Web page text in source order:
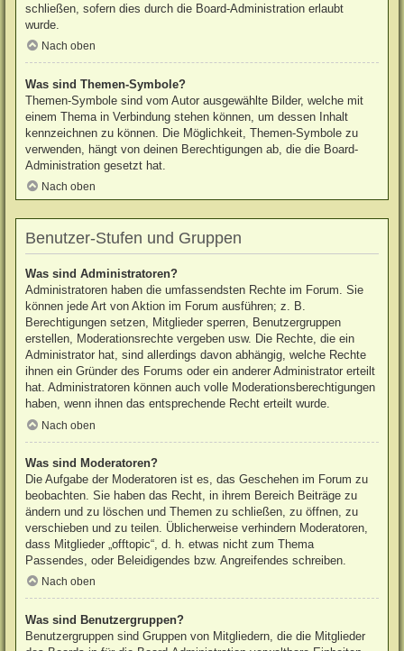
schließen, sofern dies durch die Board-Administration erlaubt
wurde.
Nach oben
Was sind Themen-Symbole?
Themen-Symbole sind vom Autor ausgewählte Bilder, welche mit
einem Thema in Verbindung stehen können, um dessen Inhalt
kennzeichnen zu können. Die Möglichkeit, Themen-Symbole zu
verwenden, hängt von deinen Berechtigungen ab, die die Board-
Administration gesetzt hat.
Nach oben
Benutzer-Stufen und Gruppen
Was sind Administratoren?
Administratoren haben die umfassendsten Rechte im Forum. Sie
können jede Art von Aktion im Forum ausführen; z. B.
Berechtigungen setzen, Mitglieder sperren, Benutzergruppen
erstellen, Moderationsrechte vergeben usw. Die Rechte, die ein
Administrator hat, sind allerdings davon abhängig, welche Rechte
ihnen ein Gründer des Forums oder ein anderer Administrator erteilt
hat. Administratoren können auch volle Moderationsberechtigungen
haben, wenn ihnen das entsprechende Recht erteilt wurde.
Nach oben
Was sind Moderatoren?
Die Aufgabe der Moderatoren ist es, das Geschehen im Forum zu
beobachten. Sie haben das Recht, in ihrem Bereich Beiträge zu
ändern und zu löschen und Themen zu schließen, zu öffnen, zu
verschieben und zu teilen. Üblicherweise verhindern Moderatoren,
dass Mitglieder „offtopic“, d. h. etwas nicht zum Thema
Passendes, oder Beleidigendes bzw. Angreifendes schreiben.
Nach oben
Was sind Benutzergruppen?
Benutzergruppen sind Gruppen von Mitgliedern, die die Mitglieder